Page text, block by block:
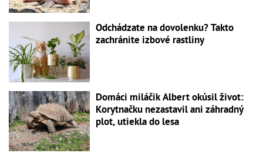
Odchádzate na dovolenku? Takto
zachránite izbové rastliny
Domáci miláčik Albert okúsil život:
Korytnačku nezastavil ani záhradný
plot, utiekla do lesa